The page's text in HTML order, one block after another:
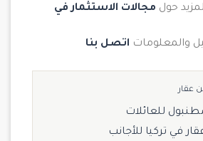
حول مجالات الاستثمار في
والمعلومات اتصل بنا
عقار
للعائلات
في تركيا للأجانب